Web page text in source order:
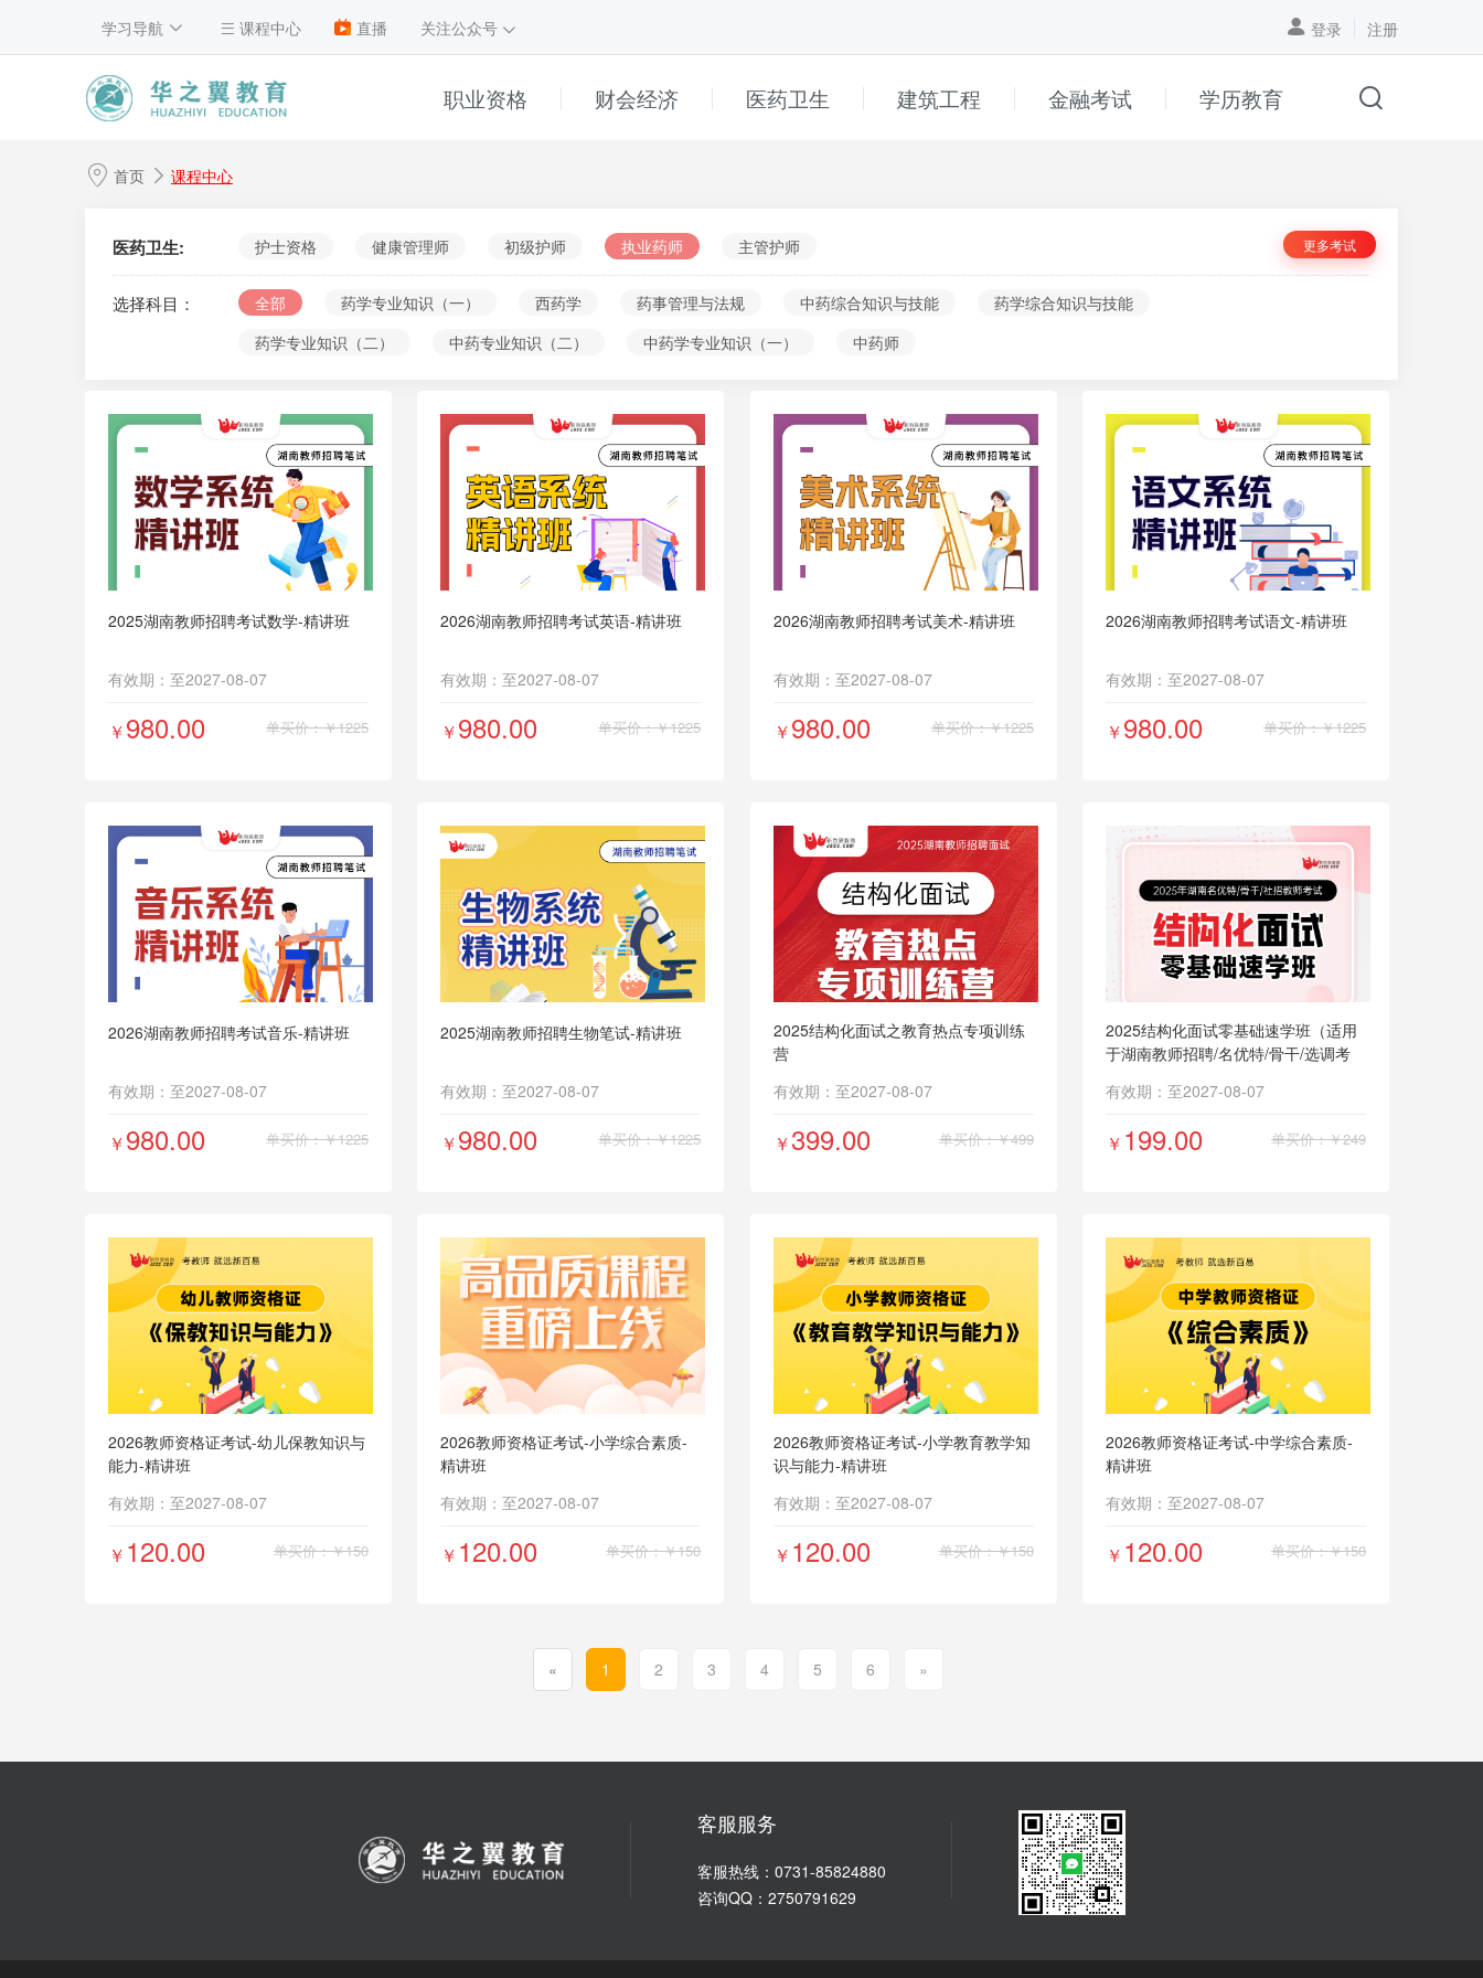
学习导航 课程中心 直播 关注公众号 登录 注册
课程
高中
4 初中
小学
普通话
______
9 真题解析
10 考编第一课
职业资格 财会经济 医药卫生 建筑工程 金融考试 学历教育
首页 课程中心
更多考试
医药卫生: 护士资格 健康管理师 初级护师 执业药师 主管护师
选择科目： 全部 药学专业知识（一） 西药学 药事管理与法规 中药综合知识与技能
药学综合知识与技能
药学专业知识（二）
中药专业知识（二） 中药学专业知识（一） 中药师
2025湖南教师招聘考试数学-精讲班
有效期：至2027-08-07
￥980.00 单买价：￥1225
2026湖南教师招聘考试英语-精讲班
有效期：至2027-08-07
￥980.00 单买价：￥1225
2026湖南教师招聘考试美术-精讲班
有效期：至2027-08-07
￥980.00 单买价：￥1225
2026湖南教师招聘考试语文-精讲班
有效期：至2027-08-07
￥980.00 单买价：￥1225
2026湖南教师招聘考试音乐-精讲班
有效期：至2027-08-07
￥980.00 单买价：￥1225
2025湖南教师招聘生物笔试-精讲班
有效期：至2027-08-07
￥980.00 单买价：￥1225
2025结构化面试之教育热点专项训练
营
有效期：至2027-08-07
￥399.00 单买价：￥499
2025结构化面试零基础速学班（适用
于湖南教师招聘/名优特/骨干/选调考
有效期：至2027-08-07
￥ 199.00 单买价：￥249
2026教师资格证考试-幼儿保教知识与
能力-精讲班
有效期：至2027-08-07
￥ 120.00 单买价：￥150
2026教师资格证考试-小学综合素质-
精讲班
有效期：至2027-08-07
￥ 120.00 单买价：￥150
2026教师资格证考试-小学教育教学知
识与能力-精讲班
有效期：至2027-08-07
￥ 120.00 单买价：￥150
2026教师资格证考试-中学综合素质-
精讲班
有效期：至2027-08-07
￥ 120.00 单买价：￥150
« 1 2 3 4 5 6 »
客服服务
客服热线：0731-85824880
咨询QQ：2750791629